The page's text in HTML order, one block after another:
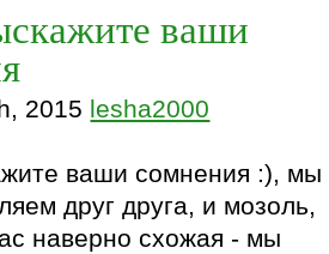
ваши
2015 lesha2000
ваши сомнения :), мы
друг друга, и мозоль,
наверно схожая - мы